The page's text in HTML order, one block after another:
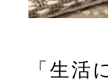
「生